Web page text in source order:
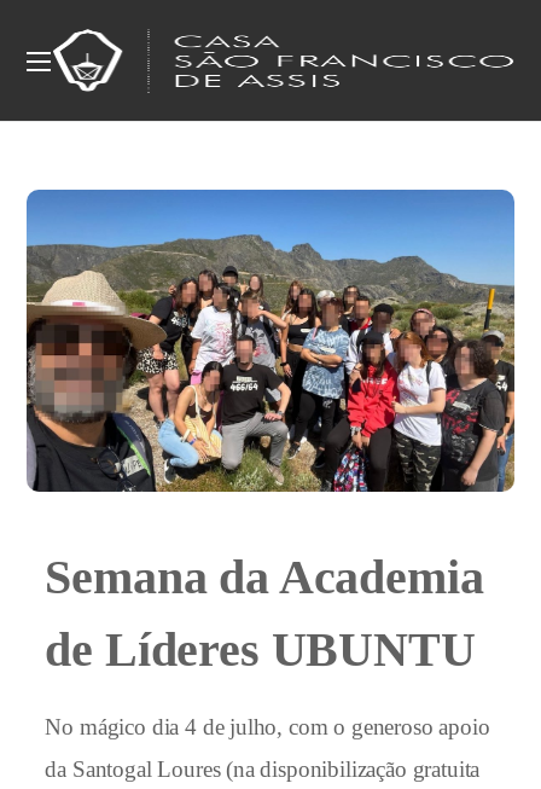
Semana da Academia
de Líderes UBUNTU
No mágico dia 4 de julho, com o generoso apoio
da Santogal Loures (na disponibilização gratuita